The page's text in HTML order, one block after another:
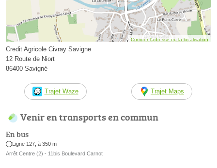
Corriger l’adresse ou la localisation
Credit Agricole Civray Savigne
12 Route de Niort
86400 Savigné
Trajet Waze Trajet Maps
Venir en transports en commun
En bus
Ligne 127, à 350 m
Arrêt Centre (2) - 11bis Boulevard Carnot